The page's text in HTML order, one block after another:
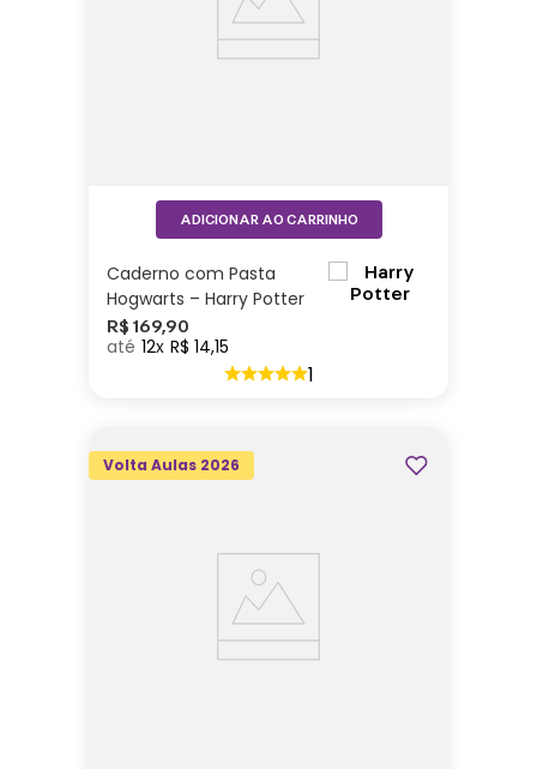
Caderno com Pasta
Hogwarts – Harry Potter
R$ 169,90
12 R$ 14,15
1
ADICIONAR AO CARRINHO
Volta Aulas 2026